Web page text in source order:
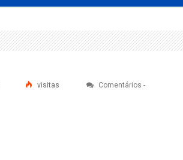
visitas Comentários -